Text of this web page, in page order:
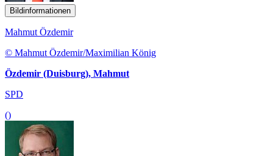
Bildinformationen
Mahmut Özdemir
© Mahmut Özdemir/Maximilian König
Özdemir (Duisburg), Mahmut
SPD
()